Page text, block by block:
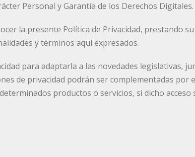
Personal y Garantía de los Derechos Digitales.
la presente Política de Privacidad, prestando
y términos aquí expresados.
para adaptarla a las novedades legislativas,
de privacidad podrán ser complementadas por
productos o servicios, si dicho